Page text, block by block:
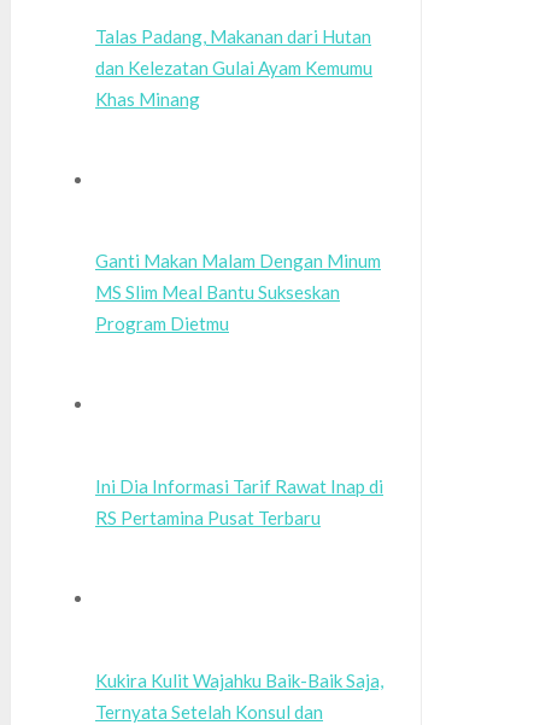
Talas Padang, Makanan dari Hutan
dan Kelezatan Gulai Ayam Kemumu
Khas Minang
Ganti Makan Malam Dengan Minum
MS Slim Meal Bantu Sukseskan
Program Dietmu
Ini Dia Informasi Tarif Rawat Inap di
RS Pertamina Pusat Terbaru
Kukira Kulit Wajahku Baik-Baik Saja,
Ternyata Setelah Konsul dan